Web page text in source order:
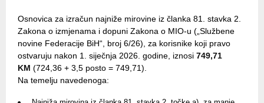
Osnovica za izračun najniže mirovine iz članka 81. stavka 2.
Zakona o izmjenama i dopuni Zakona o MIO-u („Službene
novine Federacije BiH“, broj 6/26), za korisnike koji pravo
ostvaruju nakon 1. siječnja 2026. godine, iznosi 749,71
KM (724,36 + 3,5 posto = 749,71).
Na temelju navedenoga: